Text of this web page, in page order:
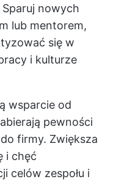
Sparuj nowych
lub mentorem,
się w
i kulturze
wsparcie od
pewności
firmy. Zwiększa
i chęć
celów zespołu i